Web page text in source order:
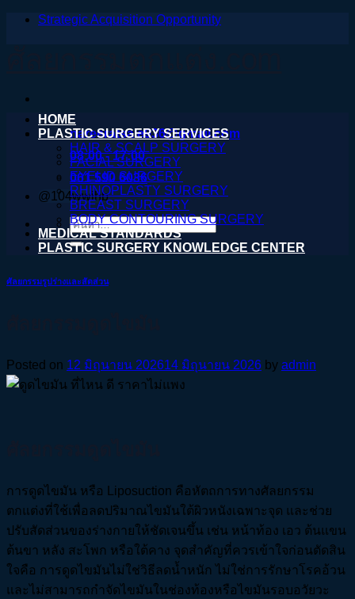
ข้าม
Strategic Acquisition Opportunity
nareeratsale936@gmail.com
08:00 - 17:00
061 590 6036
@104wwihb
ค้นหา:
HOME
PLASTIC SURGERY SERVICES
HAIR & SCALP SURGERY
FACIAL SURGERY
EYELID SURGERY
RHINOPLASTY SURGERY
BREAST SURGERY
BODY CONTOURING SURGERY
MEDICAL STANDARDS
PLASTIC SURGERY KNOWLEDGE CENTER
ศัลยกรรมรูปร่างและสัดส่วน
Posted on 12 มิถุนายน 202614 มิถุนายน 2026 by admin
การดูดไขมัน หรือ Liposuction คือหัตถการทางศัลยกรรม
ตกแต่งที่ใช้เพื่อลดปริมาณไขมันใต้ผิวหนังเฉพาะจุด และช่วย
ปรับสัดส่วนของร่างกายให้ชัดเจนขึ้น เช่น หน้าท้อง เอว ต้นแขน
ต้นขา หลัง สะโพก หรือใต้คาง จุดสำคัญที่ควรเข้าใจก่อนตัดสิน
ใจคือ การดูดไขมันไม่ใช่วิธีลดน้ำหนัก ไม่ใช่การรักษาโรคอ้วน
และไม่สามารถกำจัดไขมันในช่องท้องหรือไขมันรอบอวัยวะ